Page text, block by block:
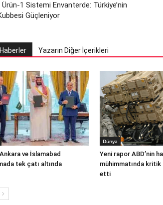
Ürün-1 Sistemi Envanterde: Türkiye’nin
Güçleniyor
Haberler Yazarın Diğer İçerikleri
ve İslamabad
tek çatı altında
Dünya
Yeni rapor ABD’nin
mühimmatında kritik
etti